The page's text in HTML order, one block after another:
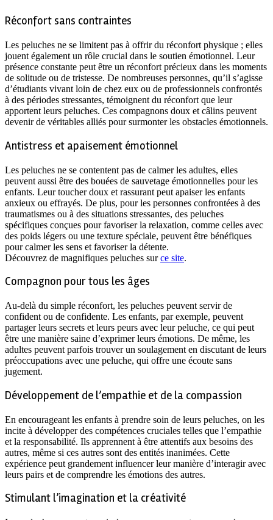
Réconfort sans contraintes
Les peluches ne se limitent pas à offrir du réconfort physique ; elles
jouent également un rôle crucial dans le soutien émotionnel. Leur
présence constante peut être un réconfort précieux dans les moments
de solitude ou de tristesse. De nombreuses personnes, qu’il s’agisse
d’étudiants vivant loin de chez eux ou de professionnels confrontés
à des périodes stressantes, témoignent du réconfort que leur
apportent leurs peluches. Ces compagnons doux et câlins peuvent
devenir de véritables alliés pour surmonter les obstacles émotionnels.
Antistress et apaisement émotionnel
Les peluches ne se contentent pas de calmer les adultes, elles
peuvent aussi être des bouées de sauvetage émotionnelles pour les
enfants. Leur toucher doux et rassurant peut apaiser les enfants
anxieux ou effrayés. De plus, pour les personnes confrontées à des
traumatismes ou à des situations stressantes, des peluches
spécifiques conçues pour favoriser la relaxation, comme celles avec
des poids légers ou une texture spéciale, peuvent être bénéfiques
pour calmer les sens et favoriser la détente.
Découvrez de magnifiques peluches surce site.
Compagnon pour tous les âges
Au-delà du simple réconfort, les peluches peuvent servir de
confident ou de confidente. Les enfants, par exemple, peuvent
partager leurs secrets et leurs peurs avec leur peluche, ce qui peut
être une manière saine d’exprimer leurs émotions. De même, les
adultes peuvent parfois trouver un soulagement en discutant de leurs
préoccupations avec une peluche, qui offre une écoute sans
jugement.
Développement de l’empathie et de la compassion
En encourageant les enfants à prendre soin de leurs peluches, on les
incite à développer des compétences cruciales telles que l’empathie
et la responsabilité. Ils apprennent à être attentifs aux besoins des
autres, même si ces autres sont des entités inanimées. Cette
expérience peut grandement influencer leur manière d’interagir avec
leurs pairs et de comprendre les émotions des autres.
Stimulant l’imagination et la créativité